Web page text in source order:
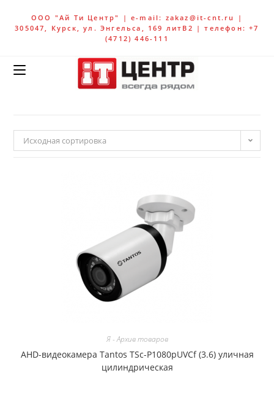
ООО "Ай Ти Центр" | e-mail: zakaz@it-cnt.ru |
305047, Курск, ул. Энгельса, 169 литВ2 | телефон: +7
(4712) 446-111
Исходная сортировка
Я - Архив товаров
AHD-видеокамера Tantos TSc-P1080pUVCf (3.6) уличная
цилиндрическая